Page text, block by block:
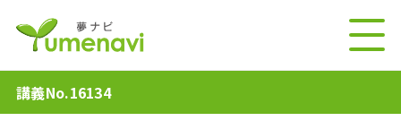
講義No.16134